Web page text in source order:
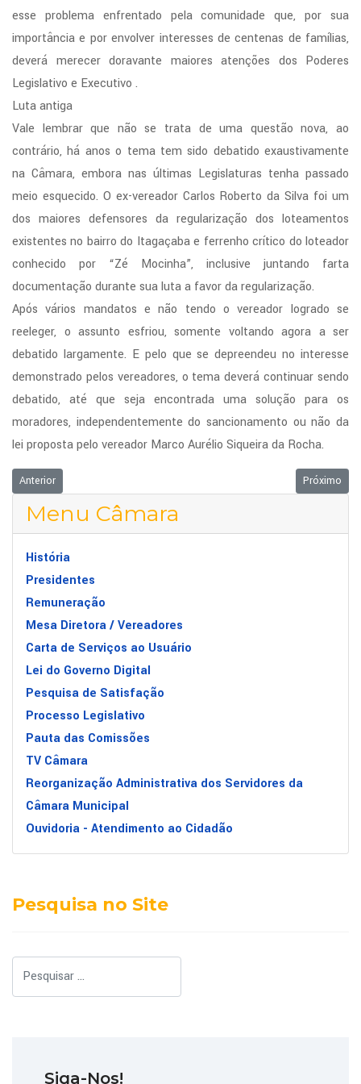
esse problema enfrentado pela comunidade que, por sua
importância e por envolver interesses de centenas de famílias,
deverá merecer doravante maiores atenções dos Poderes
Legislativo e Executivo .
Luta antiga
Vale lembrar que não se trata de uma questão nova, ao
contrário, há anos o tema tem sido debatido exaustivamente
na Câmara, embora nas últimas Legislaturas tenha passado
meio esquecido. O ex-vereador Carlos Roberto da Silva foi um
dos maiores defensores da regularização dos loteamentos
existentes no bairro do Itagaçaba e ferrenho crítico do loteador
conhecido por “Zé Mocinha”, inclusive juntando farta
documentação durante sua luta a favor da regularização.
Após vários mandatos e não tendo o vereador logrado se
reeleger, o assunto esfriou, somente voltando agora a ser
debatido largamente. E pelo que se depreendeu no interesse
demonstrado pelos vereadores, o tema deverá continuar sendo
debatido, até que seja encontrada uma solução para os
moradores, independentemente do sancionamento ou não da
lei proposta pelo vereador Marco Aurélio Siqueira da Rocha.
Artigo anterior: MORRE O EX-PREFEITO JORGE SANTIAGO CÂMARA
Anterior Próximo
Próximo
Menu Câmara
História
Presidentes
Remuneração
Mesa Diretora / Vereadores
Carta de Serviços ao Usuário
Lei do Governo Digital
Pesquisa de Satisfação
Processo Legislativo
Pauta das Comissões
TV Câmara
Reorganização Administrativa dos Servidores da
Câmara Municipal
Ouvidoria - Atendimento ao Cidadão
Pesquisa no Site
Siga-Nos!